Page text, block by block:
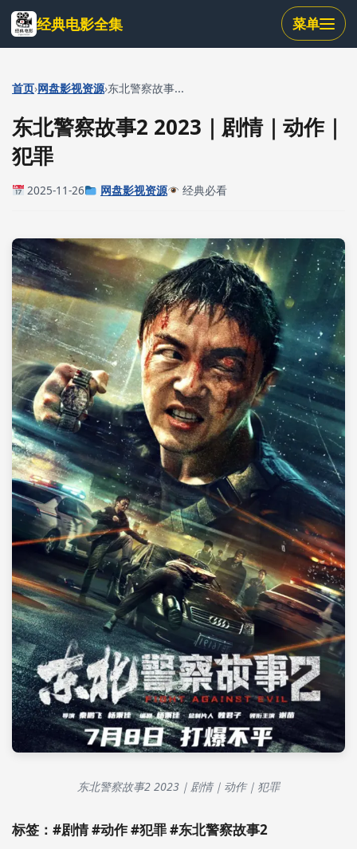
跳
到
主
内
经典电影全集 菜单
首页›网盘影视资源›东北警察故事...
东北警察故事2 2023｜剧情｜动作｜
犯罪
2025-11-26 网盘影视资源 经典必看
东北警察故事2 2023｜剧情｜动作｜犯罪
标签：#剧情 #动作 #犯罪 #东北警察故事2